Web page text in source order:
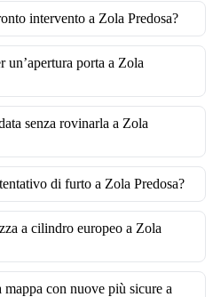
intervento a Zola Predosa?
un’apertura porta a Zola
senza rovinarla a Zola
di furto a Zola Predosa?
a cilindro europeo a Zola
mappa con nuove più sicure a